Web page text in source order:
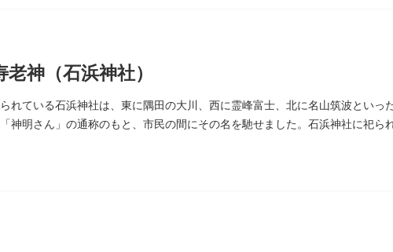
神（石浜神社）
れている石浜神社は、東に隅田の大川、西に霊峰富士、北に名山筑波といっ
神明さん」の通称のもと、市民の間にその名を馳せました。石浜神社に祀ら